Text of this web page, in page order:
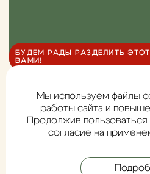
БУДЕМ РАДЫ РАЗДЕЛИТЬ
ВАМИ!
СЧАСТЛИВЫЕ
И ИХ
Мы используем файлы
работы сайта и
Продолжив
согласие на